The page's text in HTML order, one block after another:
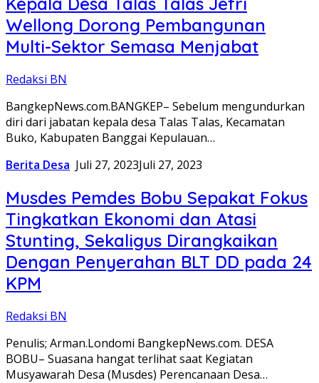
Wellong Dorong Pembangunan
Multi-Sektor Semasa Menjabat
Redaksi BN
BangkepNews.com.BANGKEP– Sebelum mengundurkan
diri dari jabatan kepala desa Talas Talas, Kecamatan
Buko, Kabupaten Banggai Kepulauan…
Berita Desa Juli 27, 2023Juli 27, 2023
Musdes Pemdes Bobu Sepakat Fokus
Tingkatkan Ekonomi dan Atasi
Stunting, Sekaligus Dirangkaikan
Dengan Penyerahan BLT DD pada 24
KPM
Redaksi BN
Penulis; Arman.Londomi BangkepNews.com. DESA
BOBU– Suasana hangat terlihat saat Kegiatan
Musyawarah Desa (Musdes) Perencanaan Desa…